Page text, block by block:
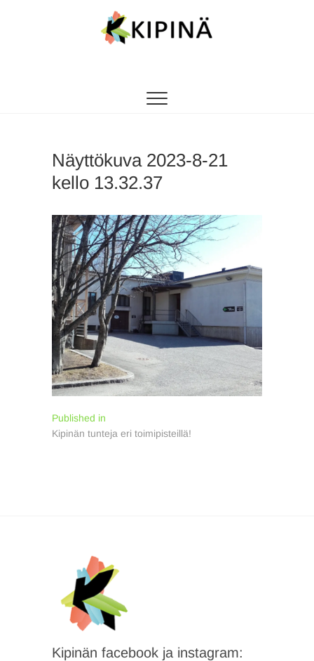
Näyttökuva 2023-8-21
kello 13.32.37
Artikkelien
selaus
Published in
Kipinän tunteja eri toimipisteillä!
Kipinän facebook ja instagram: